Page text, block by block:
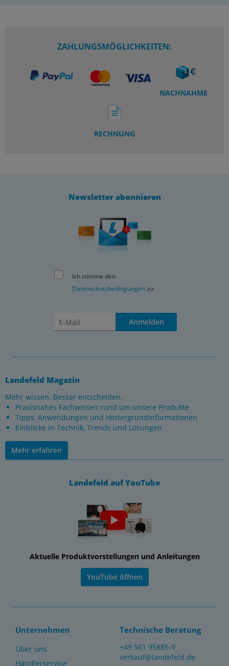
ZAHLUNGSMÖGLICHKEITEN:
NACHNAHME
RECHNUNG
Newsletter abonnieren
Ich stimme den
Datenschutzbedingungenzu
Anmelden
Landefeld Magazin
Mehr wissen. Besser entscheiden.
Praxisnahes Fachwissen rund um unsere Produkte
Tipps, Anwendungen und Hintergrundinformationen
Einblicke in Technik, Trends und Lösungen
Mehr erfahren
Landefeld auf YouTube
Aktuelle Produktvorstellungen und Anleitungen
YouTube öffnen
Unternehmen
Über uns
Händlerservice
Technische Beratung
+49 561 95885-9
verkauf@landefeld.de